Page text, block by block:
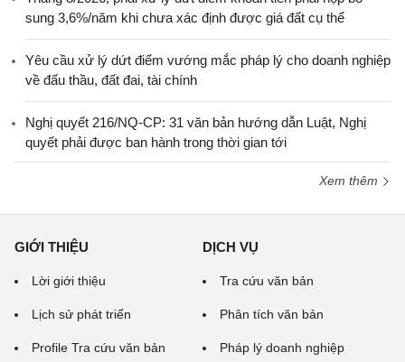
sung 3,6%/năm khi chưa xác định được giá đất cụ thể
Yêu cầu xử lý dứt điểm vướng mắc pháp lý cho doanh nghiệp
về đấu thầu, đất đai, tài chính
Nghị quyết 216/NQ-CP: 31 văn bản hướng dẫn Luật, Nghị
quyết phải được ban hành trong thời gian tới
Xem thêm
GIỚI THIỆU
Lời giới thiệu
Lịch sử phát triển
Profile Tra cứu văn bản
DỊCH VỤ
Tra cứu văn bản
Phân tích văn bản
Pháp lý doanh nghiệp